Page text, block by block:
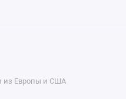
из Европы и США